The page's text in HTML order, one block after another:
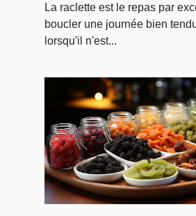
La raclette est le repas par
boucler une journée bien
lorsqu'il n'est...